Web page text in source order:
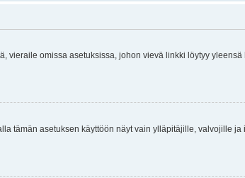
omissa asetuksissa, johon vievä linkki löytyy
tämän asetuksen käyttöön näyt vain ylläpitäjille, valvojille